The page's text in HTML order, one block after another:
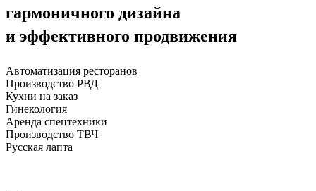
гармоничного дизайна
и эффективного продвижения
Автоматизация ресторанов
Производство РВД
Кухни на заказ
Гинекология
Аренда спецтехники
Производство ТВЧ
Русская лапта